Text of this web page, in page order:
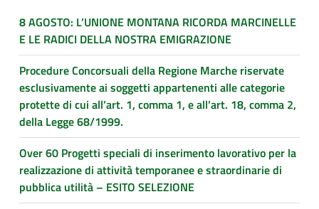
8 AGOSTO: L’UNIONE MONTANA RICORDA MARCINELLE
E LE RADICI DELLA NOSTRA EMIGRAZIONE
Procedure Concorsuali della Regione Marche riservate
esclusivamente ai soggetti appartenenti alle categorie
protette di cui all’art. 1, comma 1, e all’art. 18, comma 2,
della Legge 68/1999.
Over 60 Progetti speciali di inserimento lavorativo per la
realizzazione di attività temporanee e straordinarie di
pubblica utilità – ESITO SELEZIONE